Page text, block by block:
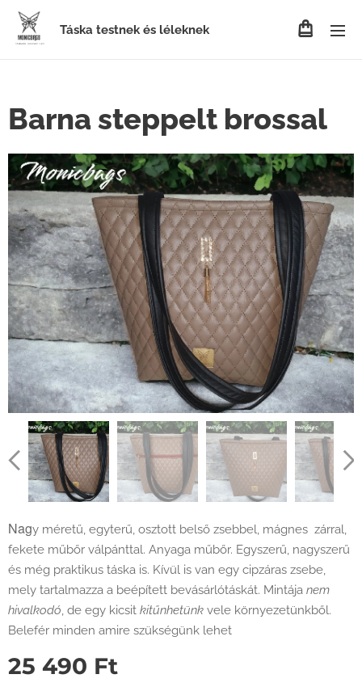
Táska testnek és léleknek
Barna steppelt brossal
Nagy méretű, egyterű, osztott belső zsebbel, mágnes zárral,
fekete műbőr válpánttal. Anyaga műbőr. Egyszerű, nagyszerű
és még praktikus táska is. Kívül is van egy cipzáras zsebe,
mely tartalmazza a beépített bevásárlótáskát. Mintája nem
hivalkodó, de egy kicsit kitűnhetünk vele környezetünkből.
Belefér minden amire szükségünk lehet
25 490 Ft